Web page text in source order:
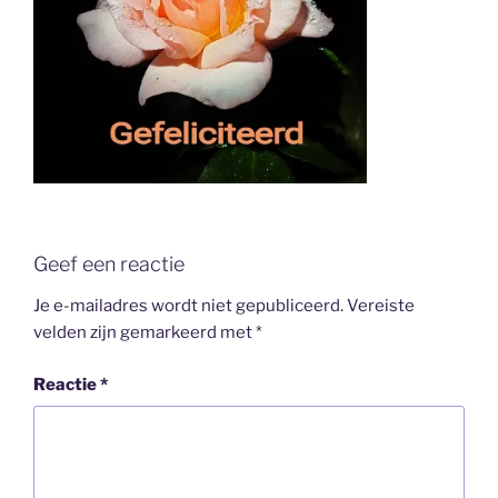
Geef een reactie
Je e-mailadres wordt niet gepubliceerd.Vereiste
velden zijn gemarkeerd met*
Reactie*